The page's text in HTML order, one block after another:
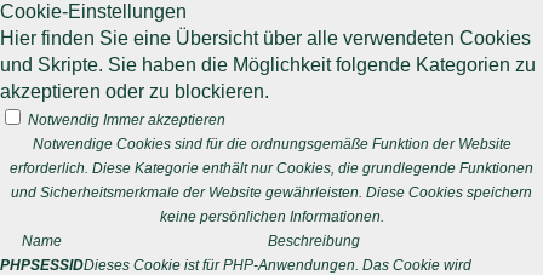
Cookie-Einstellungen
Hier finden Sie eine Übersicht über alle verwendeten Cookies
und Skripte. Sie haben die Möglichkeit folgende Kategorien zu
akzeptieren oder zu blockieren.
Notwendig Immer akzeptieren
Notwendige Cookies sind für die ordnungsgemäße Funktion der Website
erforderlich. Diese Kategorie enthält nur Cookies, die grundlegende Funktionen
und Sicherheitsmerkmale der Website gewährleisten. Diese Cookies speichern
keine persönlichen Informationen.
Name
Beschreibung
PHPSESSIDDieses Cookie ist für PHP-Anwendungen. Das Cookie wird